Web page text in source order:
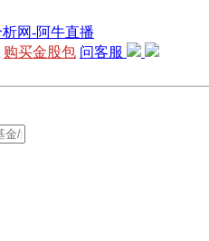
购买金股包 问客服